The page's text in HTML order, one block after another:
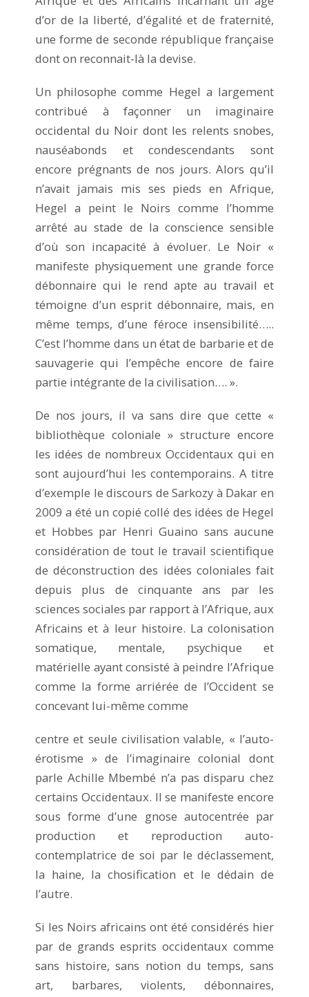
d’or de la liberté, d’égalité et de fraternité,
une forme de seconde république française
dont on reconnait-là la devise.
Un philosophe comme Hegel a largement
contribué à façonner un imaginaire
occidental du Noir dont les relents snobes,
nauséabonds et condescendants sont
encore prégnants de nos jours. Alors qu’il
n’avait jamais mis ses pieds en Afrique,
Hegel a peint le Noirs comme l’homme
arrêté au stade de la conscience sensible
d’où son incapacité à évoluer. Le Noir «
manifeste physiquement une grande force
débonnaire qui le rend apte au travail et
témoigne d’un esprit débonnaire, mais, en
même temps, d’une féroce insensibilité…..
C’est l’homme dans un état de barbarie et de
sauvagerie qui l’empêche encore de faire
partie intégrante de la civilisation…. ».
De nos jours, il va sans dire que cette «
bibliothèque coloniale » structure encore
les idées de nombreux Occidentaux qui en
sont aujourd’hui les contemporains. A titre
d’exemple le discours de Sarkozy à Dakar en
2009 a été un copié collé des idées de Hegel
et Hobbes par Henri Guaino sans aucune
considération de tout le travail scientifique
de déconstruction des idées coloniales fait
depuis plus de cinquante ans par les
sciences sociales par rapport à l’Afrique, aux
Africains et à leur histoire. La colonisation
somatique, mentale, psychique et
matérielle ayant consisté à peindre l’Afrique
comme la forme arriérée de l’Occident se
concevant lui-même comme
centre et seule civilisation valable, « l’auto-
érotisme » de l’imaginaire colonial dont
parle Achille Mbembé n’a pas disparu chez
certains Occidentaux. Il se manifeste encore
sous forme d’une gnose autocentrée par
production et reproduction auto-
contemplatrice de soi par le déclassement,
la haine, la chosification et le dédain de
l’autre.
Si les Noirs africains ont été considérés hier
par de grands esprits occidentaux comme
sans histoire, sans notion du temps, sans
art, barbares, violents, débonnaires,